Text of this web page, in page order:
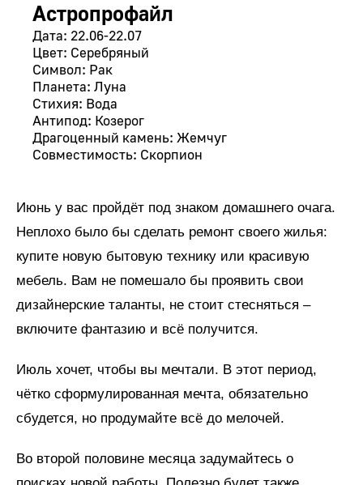
Астропрофайл
Дата: 22.06-22.07
Цвет: Серебряный
Символ: Рак
Планета: Луна
Стихия: Вода
Антипод: Козерог
Драгоценный камень: Жемчуг
Совместимость: Скорпион
Июнь у вас пройдёт под знаком домашнего очага.
Неплохо было бы сделать ремонт своего жилья:
купите новую бытовую технику или красивую
мебель. Вам не помешало бы проявить свои
дизайнерские таланты, не стоит стесняться –
включите фантазию и всё получится.
Июль хочет, чтобы вы мечтали. В этот период,
чётко сформулированная мечта, обязательно
сбудется, но продумайте всё до мелочей.
Во второй половине месяца задумайтесь о